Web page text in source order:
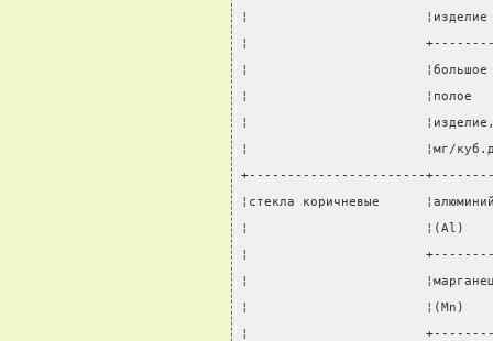
¦
¦
¦
¦                       ¦полое
¦
¦                       ¦мг/
+-----------------------
¦стекла коричневые
¦                       ¦(Al)
¦                       +----------
¦
¦                       ¦(Mn)
¦                       +----------